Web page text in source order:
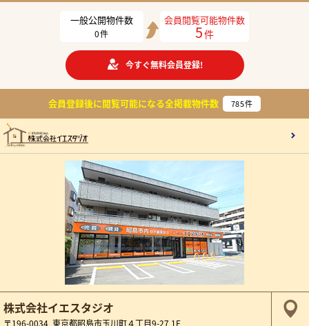
一般公開物件数
0件
会員閲覧可能物件数
5件
今すぐ無料会員登録!
会員登録後に閲覧可能になる全掲載物件数 785件
株式会社イエスタジオ
〒196-0034 東京都昭島市玉川町４丁目9-27 1F